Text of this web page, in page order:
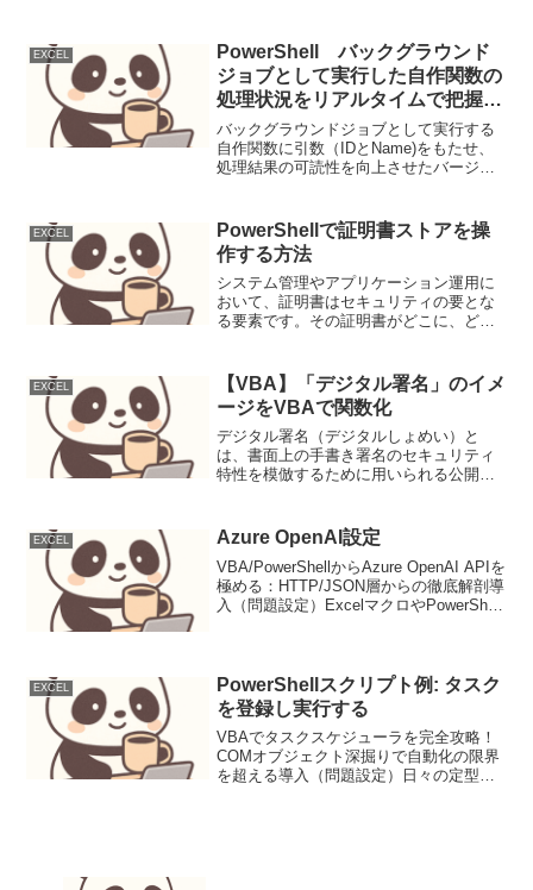
(Microsoft WinHTTP Services...
EXCEL
PowerShell バックグラウンド
ジョブとして実行した自作関数の
処理状況をリアルタイムで把握す
る ２ ジョブ名をつけて処理結
果の可読性向上
バックグラウンドジョブとして実行する
自作関数に引数（IDとName)をもたせ、
処理結果の可読性を向上させたバージョ
TestJob1Tes...
EXCEL
PowerShellで証明書ストアを操
作する方法
システム管理やアプリケーション運用に
おいて、証明書はセキュリティの要とな
る要素です。その証明書がどこに、どの
務で避けては通れないテーマではないで
しょうか。今回は、Win...
EXCEL
【VBA】「デジタル署名」のイメ
ージをVBAで関数化
デジタル署名（デジタルしょめい）と
は、書面上の手書き署名のセキュリティ
特性を模倣するために用いられる公開鍵
ジをVBAで関数化中身は実装していない
が、なんとなくデータの流れ...
EXCEL Azure OpenAI設定
VBA/PowerShellからAzure OpenAI APIを
極める：HTTP/JSON層からの徹底解剖導
入（問題設定）ExcelマクロやPowerShell
EXCEL
PowerShellスクリプト例: タスク
を登録し実行する
VBAでタスクスケジューラを完全攻略！
COMオブジェクト深掘りで自動化の限界
を超える導入（問題設定）日々の定型業